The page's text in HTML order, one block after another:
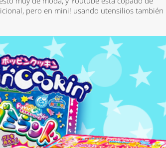
pero en mini! usando utensilios también